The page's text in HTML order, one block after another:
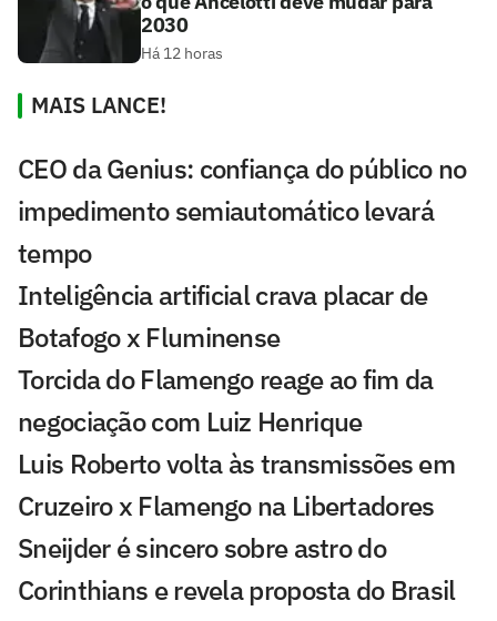
2030
Há 12 horas
MAIS LANCE!
CEO da Genius: confiança do público no
impedimento semiautomático levará
tempo
Inteligência artificial crava placar de
Botafogo x Fluminense
Torcida do Flamengo reage ao fim da
negociação com Luiz Henrique
Luis Roberto volta às transmissões em
Cruzeiro x Flamengo na Libertadores
Sneijder é sincero sobre astro do
Corinthians e revela proposta do Brasil